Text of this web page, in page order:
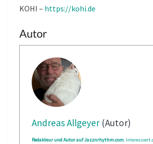
KOHI – https://kohi.de
Autor
Andreas Allgeyer(Autor)
Redakteur und Autor auf Jazznrhythm.com.Interessiert